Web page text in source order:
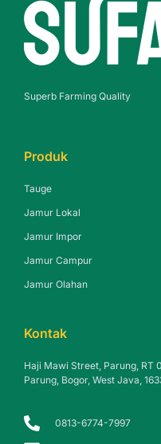
Superb Farming Quality
Produk
Tauge
Jamur Lokal
Jamur Impor
Jamur Campur
Jamur Olahan
Kontak
Haji Mawi Street, Parung, RT
Parung, Bogor, West Java,
0813-6774-7997